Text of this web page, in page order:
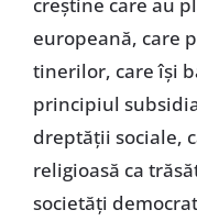
europeană, care
tinerilor, care își
principiul
dreptății sociale,
religioasă ca
societăți